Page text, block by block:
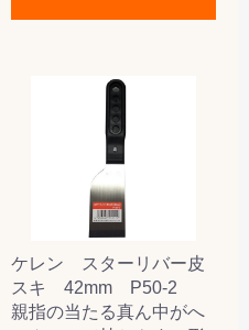
ケレン スターリバー皮
スキ 42mm P50-2
親指の当たる真ん中がへ